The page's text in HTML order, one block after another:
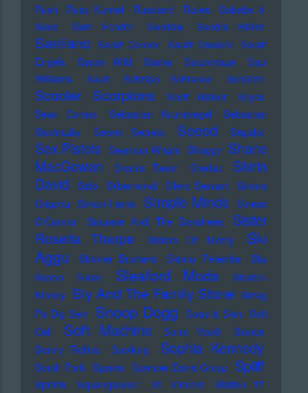
Rush
Russ Kunkel Russland Rutles
Sababa 5
Sade
Sam Fender Sandow Sandra Hüller
Santiano Sarah Connor Sarah Davachi Sarah
Engels
Sarah Wild Sasha Saturndaze
Saul
Williams
Sault Schnipo Schranke Schürze
Scooter Scorpions Scott Walker
Scycs
Sean Combs
Sebastian Krumbiegel
Sebastian
Studnitzky
Secret Secrets Seeed Sepalot
Sex Pistols Seymour Wright Shaggy Shane
MacGowan
Shania Twain Shellac
Shirin
David
Sido Silbermond Silent Servant Simina
Grigoriu Simon Harris Simple Minds Sinead
O'Connor
Siouxsie And The Banshees
Sister
Rosetta Tharpe
Sisters Of Mercy
Ski
Aggu
Skinner Brothers Skinny Pelembe
Sky
Saxon
Slade Sleaford Mods
Sleater-
Kinney Sly And The Family Stone Smag
Pa Dig Selv Snoop Dogg Soap & Skin Soft
Cell
Soft Machine Sonic Youth
Sonics
Sonny Rollins
Soolking Sophia Kennedy
South Park Sparks Spencer Davis Group Spliff
Sprints Squarepusher St. Vincent
Station 17